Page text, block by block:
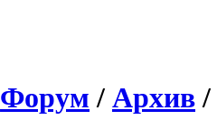
Форум / Архив /